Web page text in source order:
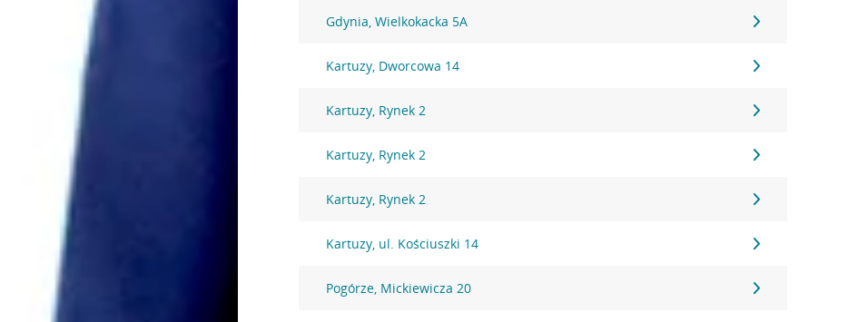
Gdynia, Wielkokacka 5A
Kartuzy, Dworcowa 14
Kartuzy, Rynek 2
Kartuzy, Rynek 2
Kartuzy, Rynek 2
Kartuzy, ul. Kościuszki 14
Pogórze, Mickiewicza 20